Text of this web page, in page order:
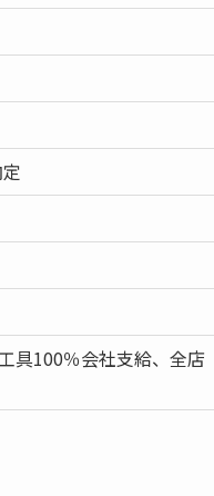
具100％会社支給、全店